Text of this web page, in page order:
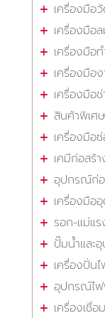
เครื่องมือ
เครื่องมือ
เครื่องมือ
เครื่องมือ
เครื่องมือ
สินค้าพิเศ
เครื่องมือ
เคมีก่อสร้
อุปกรณ์ก่อ
เครื่องมือ
รอก-แม่แ
ปั๊มน้ำและ
เครื่องปั่น
อุปกรณ์ไ
เครื่องเชื่